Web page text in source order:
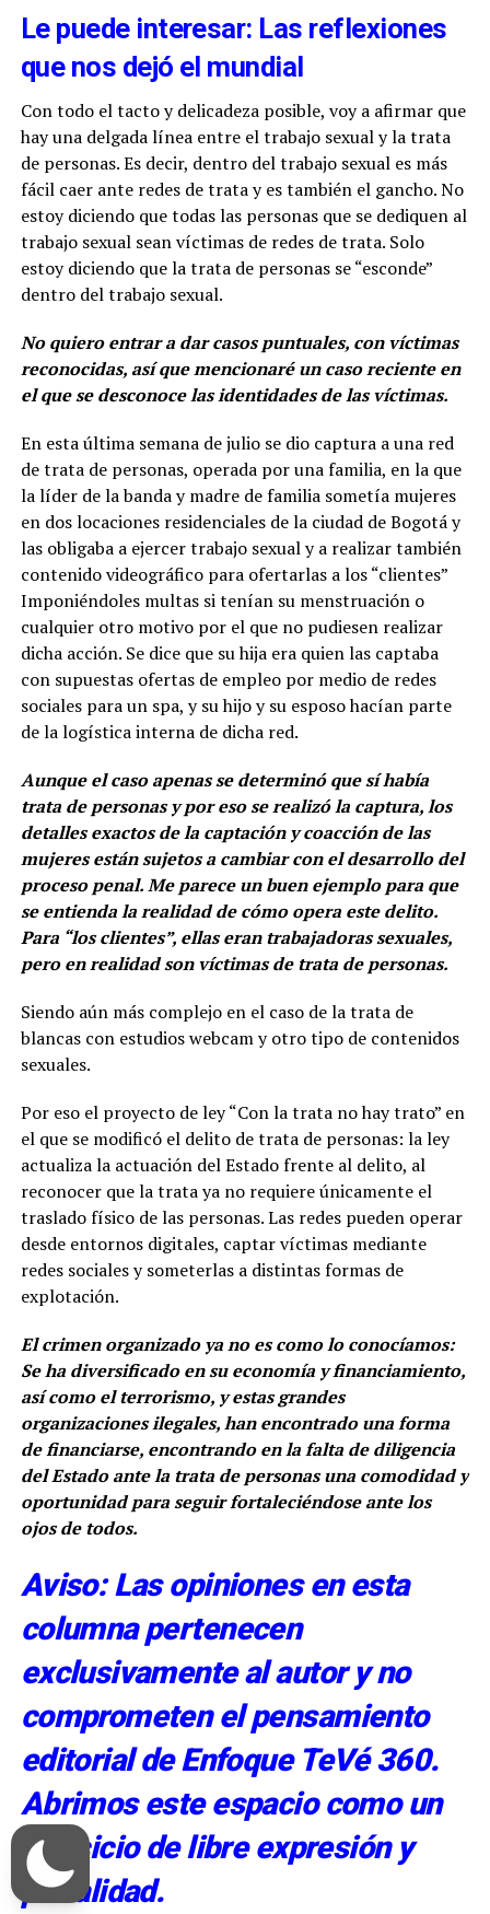
Le puede interesar: Las reflexiones
que nos dejó el mundial
Con todo el tacto y delicadeza posible, voy a afirmar que
hay una delgada línea entre el trabajo sexual y la trata
de personas. Es decir, dentro del trabajo sexual es más
fácil caer ante redes de trata y es también el gancho. No
estoy diciendo que todas las personas que se dediquen al
trabajo sexual sean víctimas de redes de trata. Solo
estoy diciendo que la trata de personas se “esconde”
dentro del trabajo sexual.
No quiero entrar a dar casos puntuales, con víctimas
reconocidas, así que mencionaré un caso reciente en
el que se desconoce las identidades de las víctimas.
En esta última semana de julio se dio captura a una red
de trata de personas, operada por una familia, en la que
la líder de la banda y madre de familia sometía mujeres
en dos locaciones residenciales de la ciudad de Bogotá y
las obligaba a ejercer trabajo sexual y a realizar también
contenido videográfico para ofertarlas a los “clientes”
Imponiéndoles multas si tenían su menstruación o
cualquier otro motivo por el que no pudiesen realizar
dicha acción. Se dice que su hija era quien las captaba
con supuestas ofertas de empleo por medio de redes
sociales para un spa, y su hijo y su esposo hacían parte
de la logística interna de dicha red.
Aunque el caso apenas se determinó que sí había
trata de personas y por eso se realizó la captura, los
detalles exactos de la captación y coacción de las
mujeres están sujetos a cambiar con el desarrollo del
proceso penal. Me parece un buen ejemplo para que
se entienda la realidad de cómo opera este delito.
Para “los clientes”, ellas eran trabajadoras sexuales,
pero en realidad son víctimas de trata de personas.
Siendo aún más complejo en el caso de la trata de
blancas con estudios webcam y otro tipo de contenidos
sexuales.
Por eso el proyecto de ley “Con la trata no hay trato” en
el que se modificó el delito de trata de personas: la ley
actualiza la actuación del Estado frente al delito, al
reconocer que la trata ya no requiere únicamente el
traslado físico de las personas. Las redes pueden operar
desde entornos digitales, captar víctimas mediante
redes sociales y someterlas a distintas formas de
explotación.
El crimen organizado ya no es como lo conocíamos:
Se ha diversificado en su economía y financiamiento,
así como el terrorismo, y estas grandes
organizaciones ilegales, han encontrado una forma
de financiarse, encontrando en la falta de diligencia
del Estado ante la trata de personas una comodidad y
oportunidad para seguir fortaleciéndose ante los
ojos de todos.
Aviso: Las opiniones en esta
columna pertenecen
exclusivamente al autor y no
comprometen el pensamiento
editorial de Enfoque TeVé 360.
Abrimos este espacio como un
ejercicio de libre expresión y
pluralidad.